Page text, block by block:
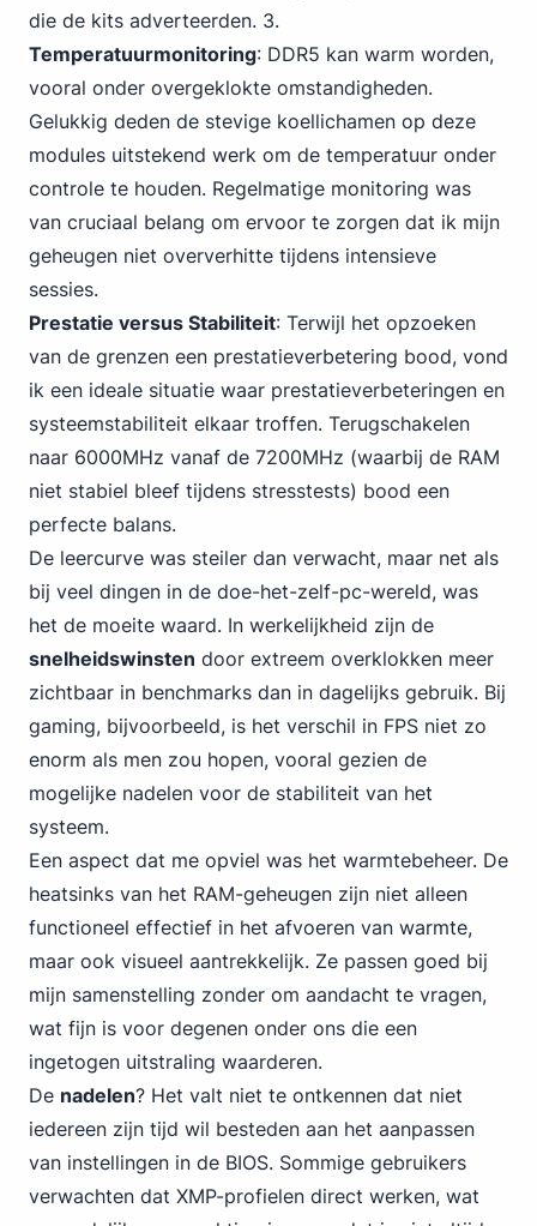
die de kits adverteerden. 3.
Temperatuurmonitoring: DDR5 kan warm worden,
vooral onder overgeklokte omstandigheden.
Gelukkig deden de stevige koellichamen op deze
modules uitstekend werk om de temperatuur onder
controle te houden. Regelmatige monitoring was
van cruciaal belang om ervoor te zorgen dat ik mijn
geheugen niet oververhitte tijdens intensieve
sessies.
Prestatie versus Stabiliteit: Terwijl het opzoeken
van de grenzen een prestatieverbetering bood, vond
ik een ideale situatie waar prestatieverbeteringen en
systeemstabiliteit elkaar troffen. Terugschakelen
naar 6000MHz vanaf de 7200MHz (waarbij de RAM
niet stabiel bleef tijdens stresstests) bood een
perfecte balans.
De leercurve was steiler dan verwacht, maar net als
bij veel dingen in de doe-het-zelf-pc-wereld, was
het de moeite waard. In werkelijkheid zijn de
snelheidswinsten door extreem overklokken meer
zichtbaar in benchmarks dan in dagelijks gebruik. Bij
gaming, bijvoorbeeld, is het verschil in FPS niet zo
enorm als men zou hopen, vooral gezien de
mogelijke nadelen voor de stabiliteit van het
systeem.
Een aspect dat me opviel was het warmtebeheer. De
heatsinks van het RAM-geheugen zijn niet alleen
functioneel effectief in het afvoeren van warmte,
maar ook visueel aantrekkelijk. Ze passen goed bij
mijn samenstelling zonder om aandacht te vragen,
wat fijn is voor degenen onder ons die een
ingetogen uitstraling waarderen.
De nadelen? Het valt niet te ontkennen dat niet
iedereen zijn tijd wil besteden aan het aanpassen
van instellingen in de BIOS. Sommige gebruikers
verwachten dat XMP-profielen direct werken, wat